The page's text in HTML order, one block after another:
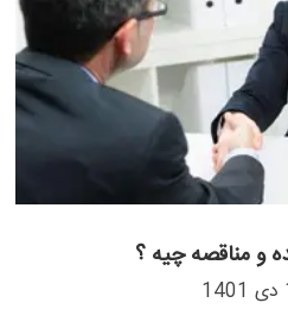
و مناقصه چیه ؟